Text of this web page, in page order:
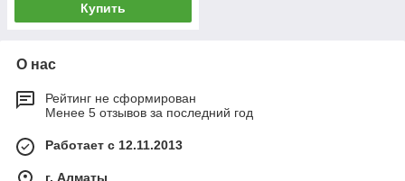
Купить
О нас
Рейтинг не сформирован
Менее 5 отзывов за последний год
Работает с 12.11.2013
г. Алматы